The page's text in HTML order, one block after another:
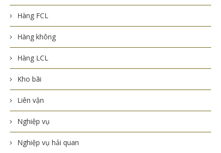
Hàng FCL
Hàng không
Hàng LCL
Kho bãi
Liên vận
Nghiệp vụ
Nghiệp vụ hải quan